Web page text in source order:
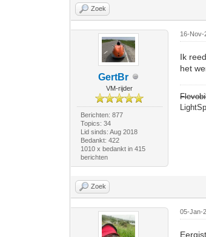
Zoek
GertBr
VM-rijder
Berichten: 877
Topics: 34
Lid sinds: Aug 2018
Bedankt: 422
1010 x bedankt in 415
berichten
16-Nov-
Ik
het
Zoek
05-Jan-